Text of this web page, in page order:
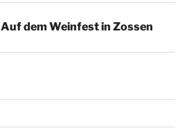
Auf dem Weinfest in Zossen